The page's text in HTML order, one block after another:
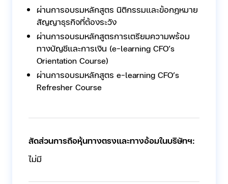
ผ่านการอบรมหลักสูตร นิติกรรมและข้อกฎหมาย
สัญญาธุรกิจที่ต้องระวัง
ผ่านการอบรมหลักสูตรการเตรียมความพร้อม
ทางบัญชีและการเงิน (e-learning CFO’s
Orientation Course)
ผ่านการอบรมหลักสูตร e-learning CFO’s
Refresher Course
สัดส่วนการถือหุ้นทางตรงและทางอ้อมในบริษัทฯ:
ไม่มี